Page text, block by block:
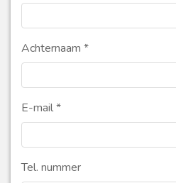
Achternaam *
E-mail*
Tel. nummer